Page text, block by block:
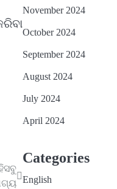
November 2024
October 2024
September 2024
August 2024
July 2024
April 2024
Categories
English